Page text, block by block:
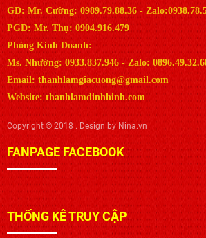
GD: Mr. Cường: 0989.79.88.36 -
PGD: Mr. Thụ: 0904.916.479
Phòng Kinh Doanh:
Ms. Nhường: 0933.837.946 - Zalo:
Email: thanhlamgiacuong@gmail.com
Website: thanhlamdinhhinh.com
Copyright © 2018 . Design by Nina.vn
FANPAGE FACEBOOK
THỐNG KÊ TRUY CẬP